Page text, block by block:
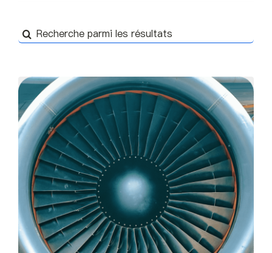
À propos de nous
FR
Recherche